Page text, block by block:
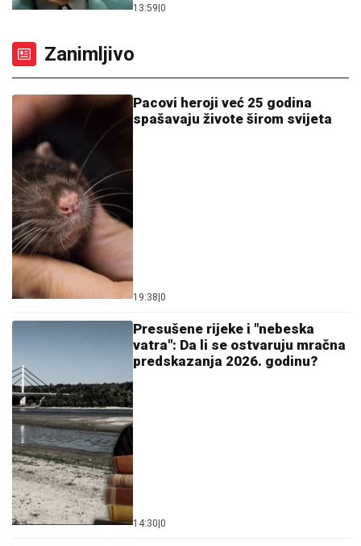
13:59 0
Zanimljivo
Pacovi heroji već 25 godina
spašavaju živote širom svijeta
19:38 0
Presušene rijeke i "nebeska
vatra": Da li se ostvaruju mračna
predskazanja 2026. godinu?
14:30 0